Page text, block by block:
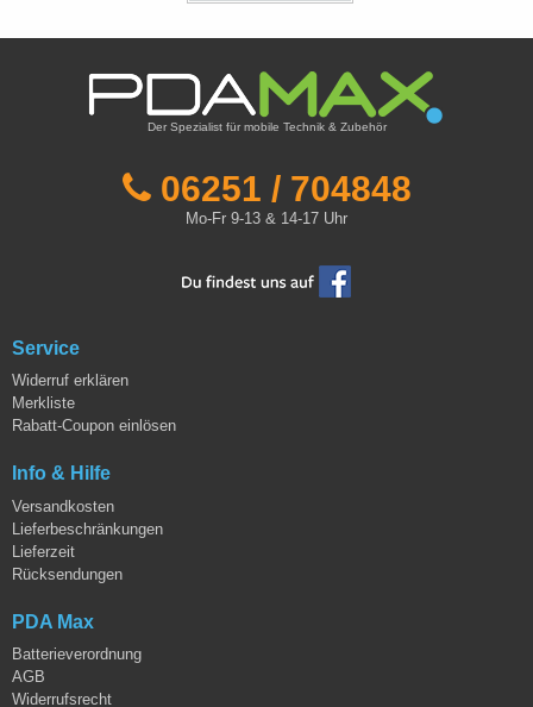
Der Spezialist für mobile Technik & Zubehör
06251 / 704848
Mo-Fr 9-13 & 14-17 Uhr
Service
Widerruf erklären
Merkliste
Rabatt-Coupon einlösen
Info & Hilfe
Versandkosten
Lieferbeschränkungen
Lieferzeit
Rücksendungen
PDA Max
Batterieverordnung
AGB
Widerrufsrecht